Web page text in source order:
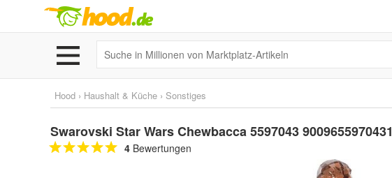
Hood › Haushalt & Küche › Sonstiges
Swarovski Star Wars Chewbacca 5597043 9009655970431
4 Bewertungen